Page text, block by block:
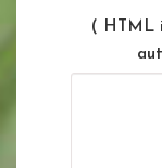
( HTML